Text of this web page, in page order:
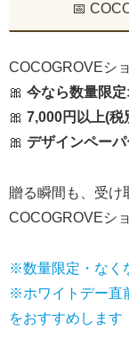
📅
COCOGROVEシ
🎀 今なら数量限
🎀 7,000円以上(税
🎀 デザインペー
贈る瞬間も、受け
COCOGROVEシ
※数量限定・なく
※ホワイトデー直
をおすすめします